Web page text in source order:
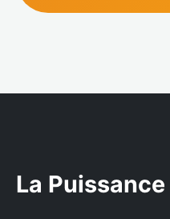
La Puissance